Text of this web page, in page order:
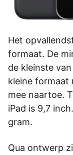
Het
formaat. De
de kleinste
kleine formaat
mee naartoe.
iPad is 9,7
gram.
Qua ontwerp